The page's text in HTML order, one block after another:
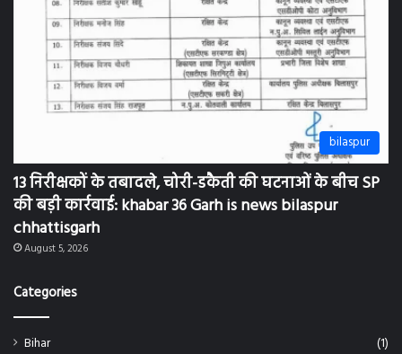
bilaspur
13 निरीक्षकों के तबादले, चोरी-डकैती की घटनाओं के बीच SP
की बड़ी कार्रवाई: khabar 36 Garh is news bilaspur
chhattisgarh
August 5, 2026
Categories
Bihar
(1)